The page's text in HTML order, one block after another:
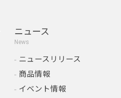
ニュース
News
ニュースリリース
商品情報
イベント情報